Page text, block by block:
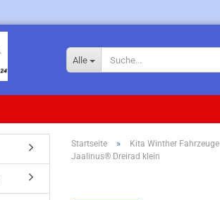
Alle
Startseite » Kita Winther Fahrzeuge
Jaalinus® Dreirad klein